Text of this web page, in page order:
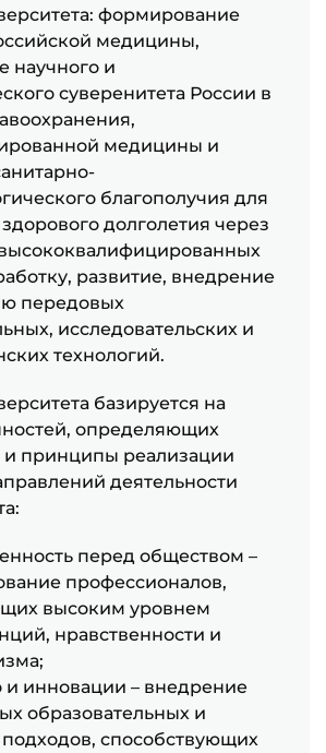
формирование
медицины,
научного и
суверенитета России в
медицины и
благополучия для
долголетия через
развитие, внедрение
передовых
исследовательских и
технологий.
базируется на
определяющих
и принципы реализации
деятельности
перед обществом –
профессионалов,
высоким уровнем
нравственности и
и инновации – внедрение
образовательных и
способствующих